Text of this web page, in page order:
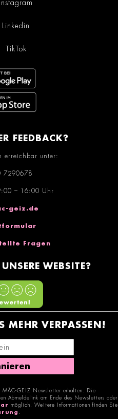
Instagram
Linkedin
TikTok
FEEDBACK?
erreichbar unter:
7290678
– 16:00 Uhr
geiz.de
Fragen
WEBSITE?
MEHR VERPASSEN!
E-Mail-Adresse eingeben
MÄC-GEIZ Newsletter erhalten. Die
Abmeldelink am Ende des Newsletters oder
möglich. Weitere Informationen finden Sie
.